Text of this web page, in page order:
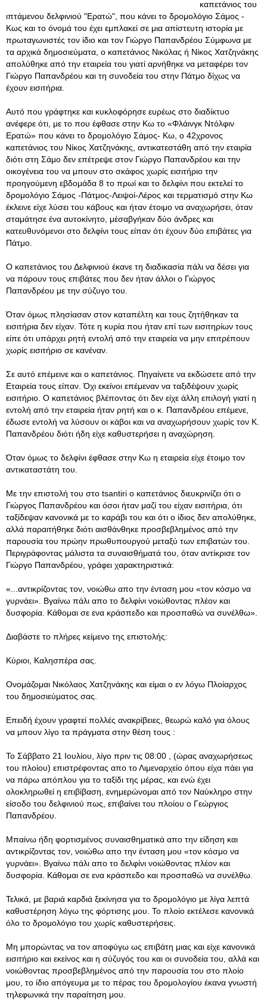
καπετάνιος του
ιπτάμενου δελφινιού "Ερατώ", που κάνει το δρομολόγιο Σάμος -
Κως και το όνομά του έχει εμπλακεί σε μια απίστευτη ιστορία με
πρωταγωνιστές τον ίδιο και τον Γιώργο Παπανδρέου Σύμφωνα με
τα αρχικά δημοσιεύματα, ο καπετάνιος Νικόλας ή Νίκος Χατζηνάκης
απολύθηκε από την εταιρεία του γιατί αρνήθηκε να μεταφέρει τον
Γιώργο Παπανδρέου και τη συνοδεία του στην Πάτμο δίχως να
έχουν εισιτήρια.
Αυτό που γράφτηκε και κυκλοφόρησε ευρέως στο διαδίκτυο
ανέφερε ότι, με το που έφθασε στην Κω το «Φλάινγκ Ντόλφιν
Ερατώ» που κάνει το δρομολόγιο Σάμος- Κω, ο 42χρονος
καπετάνιος του Νίκος Χατζηνάκης, αντικατεστάθη από την εταιρία
διότι στη Σάμο δεν επέτρεψε στον Γιώργο Παπανδρέου και την
οικογένεια του να μπουν στο σκάφος χωρίς εισιτήριο την
προηγούμενη εβδομάδα 8 το πρωί και το δελφίνι που εκτελεί το
δρομολόγιο Σάμος -Πάτμος-Λειψοί-Λέρος και τερματισμό στην Κω
έκλεινε είχε λύσει του κάβους και ήταν έτοιμο να αναχωρήσει, όταν
σταμάτησε ένα αυτοκίνητο, μέσαβγήκαν δύο άνδρες και
κατευθυνόμενοι στο δελφίνι τους είπαν ότι έχουν δύο επιβάτες για
Πάτμο.
Ο καπετάνιος του Δελφινιού έκανε τη διαδικασία πάλι να δέσει για
να πάρουν τους επιβάτες που δεν ήταν άλλοι ο Γιώργος
Παπανδρέου με την σύζυγο του.
Όταν όμως πλησίασαν στον καταπέλτη και τους ζητήθηκαν τα
εισιτήρια δεν είχαν. Τότε η κυρία που ήταν επί των εισιτηρίων τους
είπε ότι υπάρχει ρητή εντολή από την εταιρεία να μην επιτρέπουν
χωρίς εισιτήριο σε κανέναν.
Σε αυτό επέμεινε και ο καπετάνιος. Πηγαίνετε να εκδώσετε από την
Εταιρεία τους είπαν. Όχι εκείνοι επέμεναν να ταξιδέψουν χωρίς
εισιτήριο. Ο καπετάνιος βλέποντας ότι δεν είχε άλλη επιλογή γιατί η
εντολή από την εταιρεία ήταν ρητή και ο κ. Παπανδρέου επέμενε,
έδωσε εντολή να λύσουν οι κάβοι και να αναχωρήσουν χωρίς τον Κ.
Παπανδρέου διότι ήδη είχε καθυστερήσει η αναχώρηση.
Όταν όμως το δελφίνι έφθασε στην Κω η εταιρεία είχε έτοιμο τον
αντικαταστάτη του.
Με την επιστολή του στο tsantiri ο καπετάνιος διευκρινίζει ότι ο
Γιώργος Παπανδρέου και όσοι ήταν μαζί του είχαν εισιτήρια, ότι
ταξίδεψαν κανονικά με το καράβι του και ότι ο ίδιος δεν απολύθηκε,
αλλά παραιτήθηκε διότι αισθάνθηκε προσβεβλημένος από την
παρουσία του πρώην πρωθυπουργού μεταξύ των επιβατών του.
Περιγράφοντας μάλιστα τα συναισθήματά του, όταν αντίκρισε τον
Γιώργο Παπανδρέου, γράφει χαρακτηριστικά:
«...αντικρίζοντας τον, νοιώθω απο την ένταση μου «τον κόσμο να
γυρνάει». Βγαίνω πάλι απο το δελφίνι νοιώθοντας πλέον και
δυσφορία. Κάθομαι σε ενα κράσπεδο και προσπαθώ να συνέλθω».
Διαβάστε το πλήρες κείμενο της επιστολής:
Κύριοι, Καλησπέρα σας.
Ονομάζομαι Νικόλαος Χατζηνάκης και είμαι ο εν λόγω Πλοίαρχος
του δημοσιεύματος σας.
Επειδή έχουν γραφτεί πολλές ανακρίβειες, θεωρώ καλό για όλους
να μπουν λίγο τα πράγματα στην θέση τους :
Το Σάββατο 21 Ιουλίου, λίγο πριν τις 08:00 , (ώρας αναχωρήσεως
του πλοίου) επιστρέφοντας απο το Λιμεναρχείο όπου είχα πάει για
να πάρω απόπλου για το ταξίδι της μέρας, και ενώ έχει
ολοκληρωθεί η επιβίβαση, ενημερώνομαι από τον Ναύκληρο στην
είσοδο του δελφινιού πως, επιβαίνει του πλοίου ο Γεώργιος
Παπανδρέου.
Μπαίνω ήδη φορτισμένος συναισθηματικά απο την είδηση και
αντικρίζοντας τον, νοιώθω απο την ένταση μου «τον κόσμο να
γυρνάει». Βγαίνω πάλι απο το δελφίνι νοιώθοντας πλέον και
δυσφορία. Κάθομαι σε ενα κράσπεδο και προσπαθώ να συνέλθω.
Τελικά, με βαριά καρδιά ξεκίνησα για το δρομολόγιο με λίγα λεπτά
καθυστέρηση λόγω της φόρτισης μου. Το πλοίο εκτέλεσε κανονικά
όλο το δρομολόγιο του χωρίς καθυστερήσεις.
Μη μπορώντας να τον αποφύγω ως επιβάτη μιας και είχε κανονικά
εισιτήριο και εκείνος και η σύζυγός του και οι συνοδεία του, αλλά και
νοιώθοντας προσβεβλημένος από την παρουσία του στο πλοίο
μου, το ίδιο απόγευμα με το πέρας του δρομολογίου έκανα γνωστή
τηλεφωνικά την παραίτηση μου.